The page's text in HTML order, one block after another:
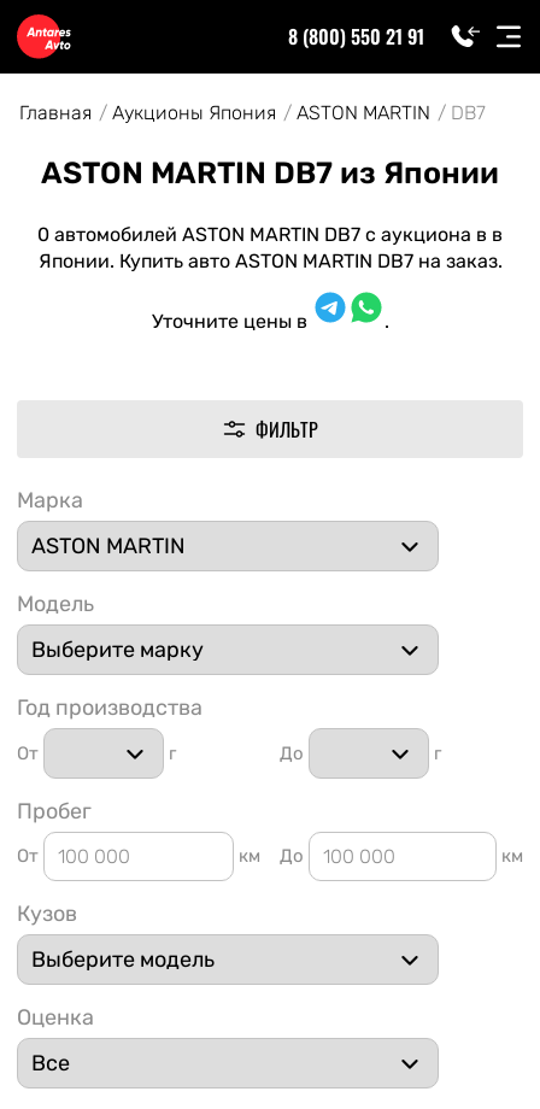
91
8 (800) 550 21 91
Главная Аукционы Япония ASTON MARTIN DB7
ASTON MARTIN DB7 из Японии
0 автомобилей ASTON MARTIN DB7 с аукциона в в
Японии. Купить авто ASTON MARTIN DB7 на заказ.
Уточните цены в .
ФИЛЬТР
Марка
Модель
Год производства
От г До г
Пробег
От км До км
Кузов
Оценка